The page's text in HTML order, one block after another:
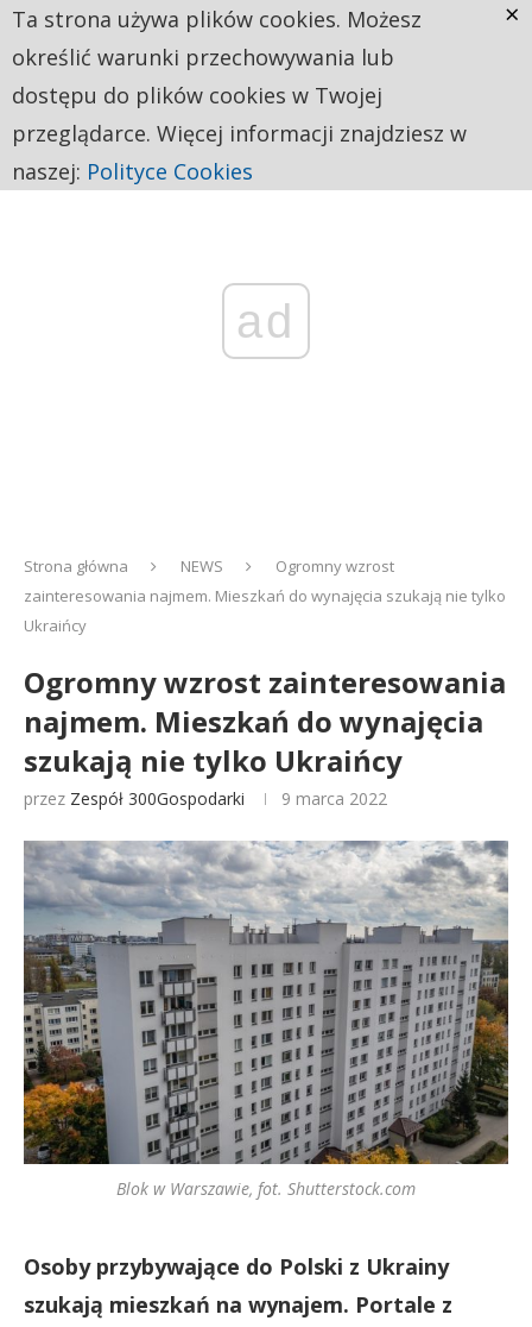
ad
Strona główna NEWS
Ogromny wzrost
zainteresowania najmem. Mieszkań do wynajęcia szukają nie tylko
Ukraińcy
Ogromny wzrost zainteresowania
najmem. Mieszkań do wynajęcia
szukają nie tylko Ukraińcy
przez Zespół 300Gospodarki 9 marca 2022
Blok w Warszawie, fot. Shutterstock.com
Osoby przybywające do Polski z Ukrainy
szukają mieszkań na wynajem. Portale z
Ta strona używa plików cookies. Możesz
określić warunki przechowywania lub
dostępu do plików cookies w Twojej
przeglądarce. Więcej informacji znajdziesz w
naszej: Polityce Cookies
×